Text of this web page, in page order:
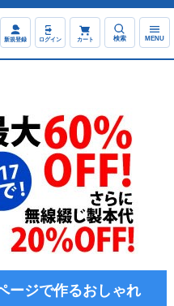
新規登録 ログイン カート 検索 MENU
ージで作るおしゃれ